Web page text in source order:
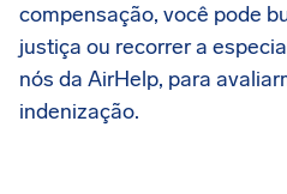
compensação, você pode
justiça ou recorrer a
nós da AirHelp, para
indenização.